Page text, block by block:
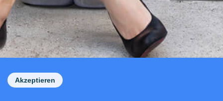
Akzeptieren